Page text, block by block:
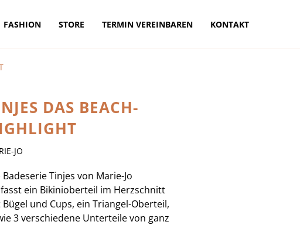
FASHION STORE TERMIN VEREINBAREN KONTAKT
DAS BEACH-
JO
Badeserie Tinjes von Marie-Jo
ein Bikinioberteil im Herzschnitt
und Cups, ein Triangel-Oberteil,
3 verschiedene Unterteile von ganz